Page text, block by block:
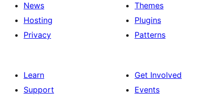
News
Hosting
Privacy
Themes
Plugins
Patterns
Learn
Support
Get Involved
Events